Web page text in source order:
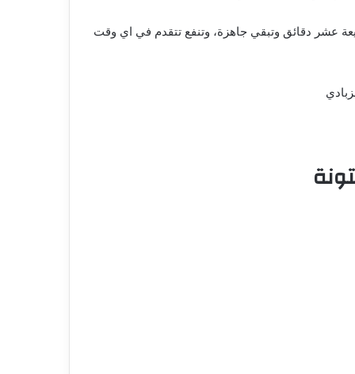
عشر دقائق وتبقي جاهزة، وتنفع تتقدم في اي وقت